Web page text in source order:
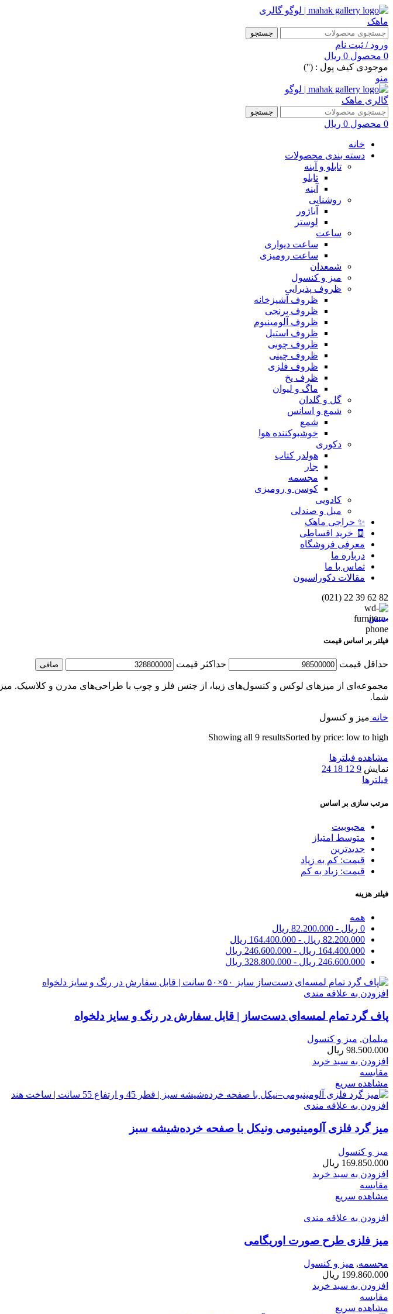
جستجو
ورود / ثبت نام
0 محصول 0 ریال
موجودی کیف پول : ('')
منو
جستجو
0 محصول 0 ریال
خانه
دسته بندی محصولات
تابلو و آینه
تابلو
آینه
روشنایی
آباژور
لوستر
ساعت
ساعت دیواری
ساعت رومیزی
شمعدان
میز و کنسول
ظروف پذیرایی
ظروف آشپزخانه
ظروف برنجی
ظروف آلومینیوم
ظروف استیل
ظروف چوبی
ظروف چینی
ظروف فلزی
ظرف یخ
ماگ و لیوان
گل و گلدان
شمع و اسانس
شمع
خوشبوکننده هوا
دکوری
هولدر کتاب
جار
مجسمه
کوسن و رومیزی
کادویی
مبل و صندلی
✨ حراجی ماهک
🧾 خرید اقساطی
معرفی فروشگاه
درباره ما
تماس با ما
مقالات دکوراسیون
82 62 39 22 (021)
بستن
فیلتر بر اساس قیمت
حداقل قیمت حداكثر قيمت صافی
مجموعه‌ای از میزهای لوکس و کنسول‌های زیبا، از جنس فلز و چوب با طراحی‌های مدرن و کلاسیک.
شما.
خانه میز و کنسول
Showing all 9 resultsSorted by price: low to high
مشاهده فیلترها
نمایش 9
12
18
24
فیلترها
مرتب سازی بر اساس
محبوبیت
متوسط امتیاز
جدیدترین
قیمت: کم به زیاد
قیمت: زیاد به کم
فیلتر هزینه
همه
0 ریال -
82.200.000 ریال
82.200.000 ریال -
164.400.000 ریال
164.400.000 ریال -
246.600.000 ریال
246.600.000 ریال -
328.800.000 ریال
افزودن به علاقه مندی
پاف گرد تمام لمسه‌ای دست‌ساز | قابل سفارش در رنگ و سایز دلخواه
مبلمان, میز و کنسول
98.500.000 ریال
افزودن به سبد خرید
مقایسه
مشاهده سریع
افزودن به علاقه مندی
میز گرد فلزی آلومینیومی ونیکل با صفحه خرده‌شیشه سبز
میز و کنسول
169.850.000 ریال
افزودن به سبد خرید
مقایسه
مشاهده سریع
افزودن به علاقه مندی
میز فلزی طرح صورت اوریگامی
مجسمه, میز و کنسول
199.860.000 ریال
افزودن به سبد خرید
مقایسه
مشاهده سریع